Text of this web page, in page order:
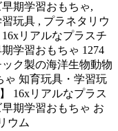
期学習おもちゃ,
玩具 , プラネタリウ
リアルなプラスチ
学習おもちゃ 1274
ク製の海洋生物動物
ゃ 知育玩具・学習玩
16xリアルなプラス
期学習おもちゃ お
ウム